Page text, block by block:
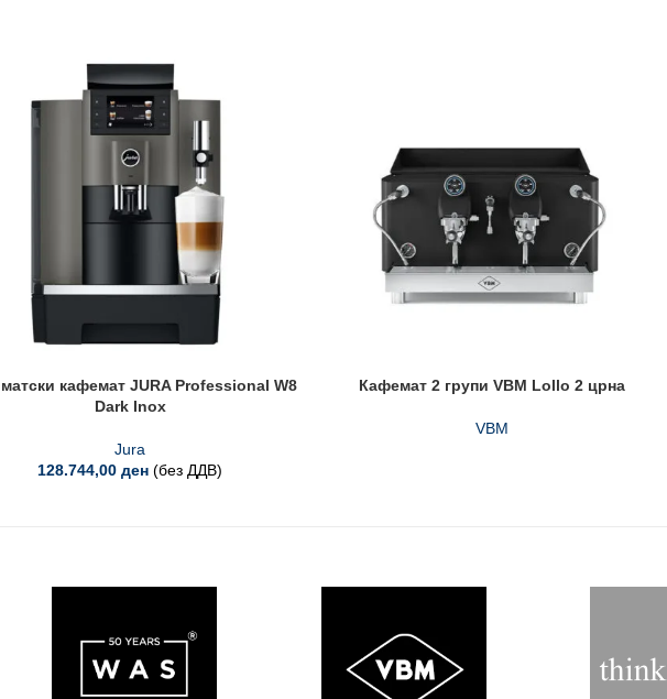
кафемат JURA Professional W8
Dark Inox
Jura
128.744,00ден (без ДДВ)
Кафемат 2 групи VBM Lollo 2 црна
VBM